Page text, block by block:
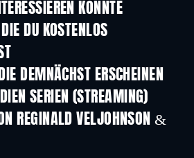
KÖNNTE
Serie
DU KOSTENLOS
DEMNÄCHST ERSCHEINEN
Serie
SERIEN (STREAMING)
Staffel 2
REGINALD VELJOHNSON &